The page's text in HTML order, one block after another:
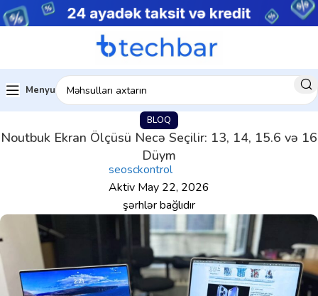
Menyu
BLOQ
Noutbuk Ekran Ölçüsü Necə Seçilir: 13, 14, 15.6 və 16
Düym
seosckontrol
Aktiv May 22, 2026
şərhlər bağlıdır